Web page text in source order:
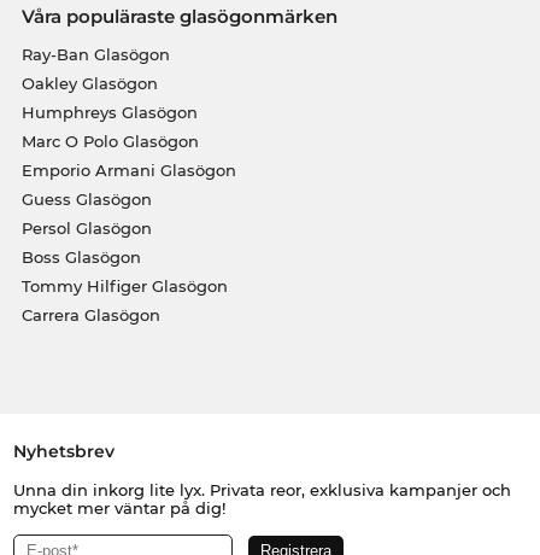
Våra populäraste glasögonmärken
Ray-Ban Glasögon
Oakley Glasögon
Humphreys Glasögon
Marc O Polo Glasögon
Emporio Armani Glasögon
Guess Glasögon
Persol Glasögon
Boss Glasögon
Tommy Hilfiger Glasögon
Carrera Glasögon
Nyhetsbrev
Unna din inkorg lite lyx. Privata reor, exklusiva kampanjer och
mycket mer väntar på dig!